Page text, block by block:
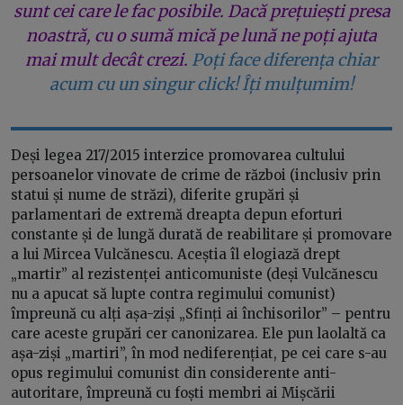
sunt cei care le fac posibile. Dacă prețuiești presa
noastră, cu o sumă mică pe lună ne poți ajuta
mai mult decât crezi. Poți face diferența chiar
acum cu un singur click! Îți mulțumim!
Deși legea 217/2015 interzice promovarea cultului
persoanelor vinovate de crime de război (inclusiv prin
statui și nume de străzi), diferite grupări și
parlamentari de extremă dreapta depun eforturi
constante și de lungă durată de reabilitare și promovare
a lui Mircea Vulcănescu. Aceștia îl elogiază drept
„martir” al rezistenței anticomuniste (deși Vulcănescu
nu a apucat să lupte contra regimului comunist)
împreună cu alți așa-ziși „Sfinți ai închisorilor” – pentru
care aceste grupări cer canonizarea. Ele pun laolaltă ca
așa-ziși „martiri”, în mod nediferențiat, pe cei care s-au
opus regimului comunist din considerente anti-
autoritare, împreună cu foști membri ai Mișcării